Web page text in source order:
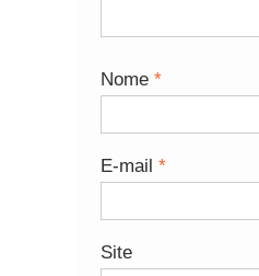
Nome *
E-mail *
Site